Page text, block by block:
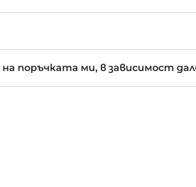
поръчката ми, в зависимост